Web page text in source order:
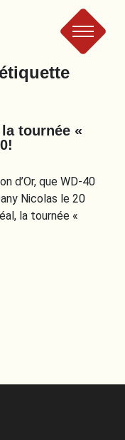
tournée «
d’Or, que WD-40
Nicolas le 20
la tournée «